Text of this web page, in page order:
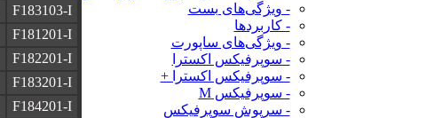
- ویژگی‌های بست
- کاربرد‌ها
- ویژگی‌های ساپورت
- سوپرفیکس اکسترا
- سوپرفیکس اکسترا +
- سوپرفیکس M
- سرپوش سوپرفیکس
F183103-I
F181201-I
F182201-I
F183201-I
F184201-I